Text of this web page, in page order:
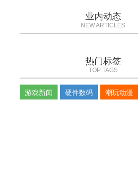
业内动态
NEW ARTICLES
热门标签
TOP TAGS
游戏新闻 硬件数码 潮玩动漫